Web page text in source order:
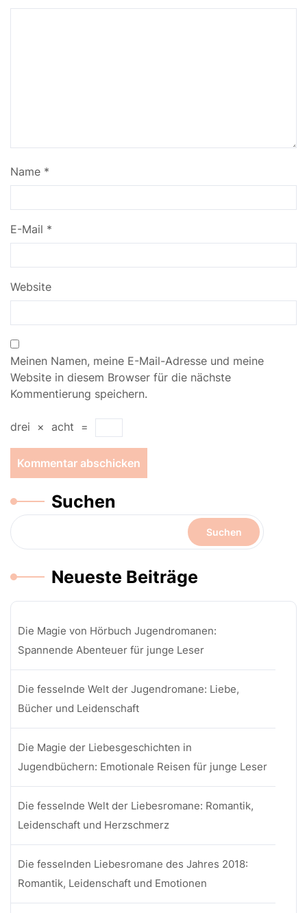
Name *
E-Mail *
Website
Meinen Namen, meine E-Mail-Adresse und meine
Website in diesem Browser für die nächste
Kommentierung speichern.
drei × acht =
Suchen
Suchen
Neueste Beiträge
Die Magie von Hörbuch Jugendromanen:
Spannende Abenteuer für junge Leser
Die fesselnde Welt der Jugendromane: Liebe,
Bücher und Leidenschaft
Die Magie der Liebesgeschichten in
Jugendbüchern: Emotionale Reisen für junge Leser
Die fesselnde Welt der Liebesromane: Romantik,
Leidenschaft und Herzschmerz
Die fesselnden Liebesromane des Jahres 2018:
Romantik, Leidenschaft und Emotionen